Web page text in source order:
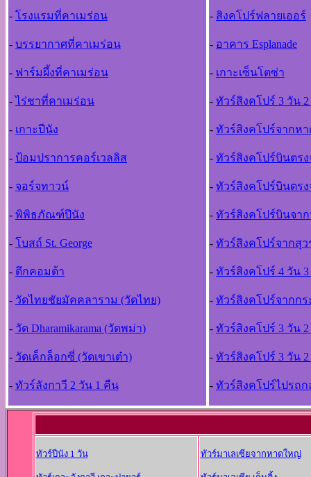
- โรงแรมที่คาเมร่อน
- บรรยากาศที่คาเมร่อน
- ฟาร์มผึ้งที่คาเมร่อน
-ไร่ชาที่คาเมร่อน
- เกาะปีนัง
- ป้อมปราการคอร์เวลลิส
- จอร์จทาวน์
- พิพิธภัณฑ์ปีนัง
- โบสถ์ St. George
- ตึกคอมต้า
- วัดไทยชัยมัคคลาราม (วัดไทย)
- วัด Dharamikarama (วัดพม่า)
- วัดเค็กล็อกซี่ (วัดเขาเต๋า)
- ทัวร์ลังกาวี 2 วัน 1 คืน
- สิงคโปร์ฟลายเออร์
- อาคาร Esplanade
- เกาะเซ็นโตซ่า
- ทัวร์สิงคโปร์ 3 วัน
- ทัวร์สิงคโปร์จากห
- ทัวร์สิงคโปร์บินตรง
- ทัวร์สิงคโปร์บินตร
- ทัวร์สิงคโปร์บินจา
- ทัวร์สิงคโปร์จากสุ
- ทัวร์สิงคโปร์ 4 วัน
- ทัวร์สิงคโปร์จากกร
- ทัวร์สิงคโปร์ 3 วัน
- ทัวร์สิงคโปร์ 3 วัน
- ทัวร์สิงคโปร์ไปรถก
ทัวร์ปีนัง 1 วัน ทัวร์มาเลเซียจากหาดใหญ่